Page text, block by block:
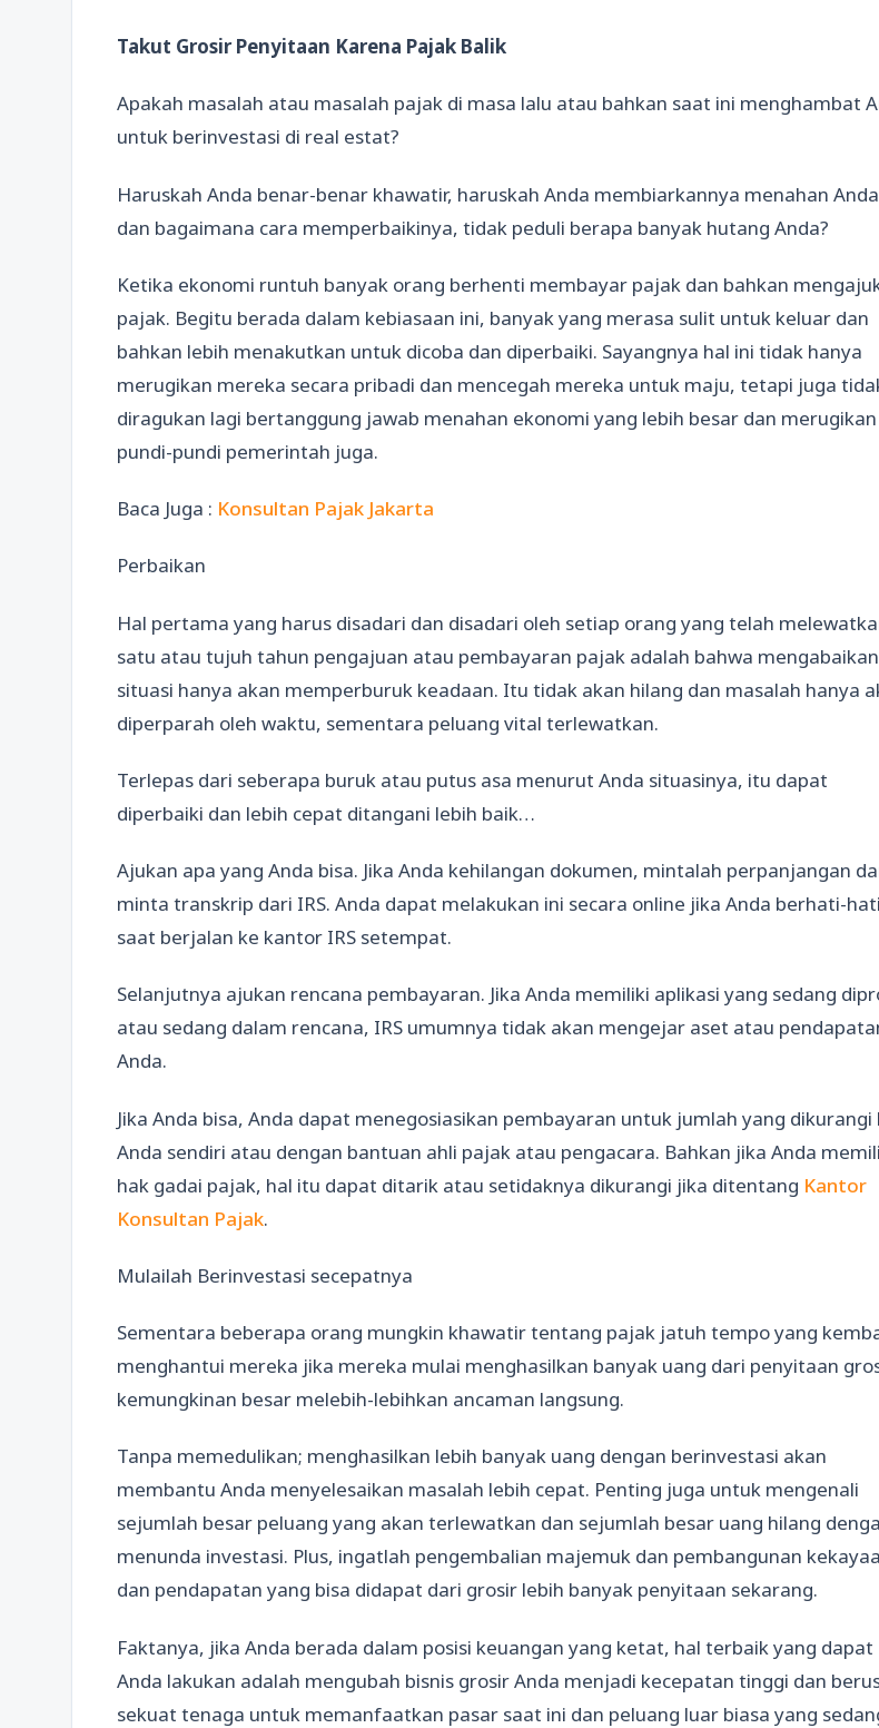
Takut Grosir Penyitaan Karena Pajak Balik
Apakah masalah atau masalah pajak di masa lalu atau bahkan saat ini menghambat
untuk berinvestasi di real estat?
Haruskah Anda benar-benar khawatir, haruskah Anda membiarkannya menahan Anda
dan bagaimana cara memperbaikinya, tidak peduli berapa banyak hutang Anda?
Ketika ekonomi runtuh banyak orang berhenti membayar pajak dan bahkan
pajak. Begitu berada dalam kebiasaan ini, banyak yang merasa sulit untuk keluar dan
bahkan lebih menakutkan untuk dicoba dan diperbaiki. Sayangnya hal ini tidak hanya
merugikan mereka secara pribadi dan mencegah mereka untuk maju, tetapi juga
diragukan lagi bertanggung jawab menahan ekonomi yang lebih besar dan merugikan
pundi-pundi pemerintah juga.
Baca Juga : Konsultan Pajak Jakarta
Perbaikan
Hal pertama yang harus disadari dan disadari oleh setiap orang yang telah
satu atau tujuh tahun pengajuan atau pembayaran pajak adalah bahwa mengabaikan
situasi hanya akan memperburuk keadaan. Itu tidak akan hilang dan masalah hanya
diperparah oleh waktu, sementara peluang vital terlewatkan.
Terlepas dari seberapa buruk atau putus asa menurut Anda situasinya, itu dapat
diperbaiki dan lebih cepat ditangani lebih baik…
Ajukan apa yang Anda bisa. Jika Anda kehilangan dokumen, mintalah perpanjangan
minta transkrip dari IRS. Anda dapat melakukan ini secara online jika Anda berhati-hati
saat berjalan ke kantor IRS setempat.
Selanjutnya ajukan rencana pembayaran. Jika Anda memiliki aplikasi yang sedang
atau sedang dalam rencana, IRS umumnya tidak akan mengejar aset atau
Anda.
Jika Anda bisa, Anda dapat menegosiasikan pembayaran untuk jumlah yang dikurangi
Anda sendiri atau dengan bantuan ahli pajak atau pengacara. Bahkan jika Anda
hak gadai pajak, hal itu dapat ditarik atau setidaknya dikurangi jika ditentang Kantor
Konsultan Pajak.
Mulailah Berinvestasi secepatnya
Sementara beberapa orang mungkin khawatir tentang pajak jatuh tempo yang
menghantui mereka jika mereka mulai menghasilkan banyak uang dari penyitaan
kemungkinan besar melebih-lebihkan ancaman langsung.
Tanpa memedulikan; menghasilkan lebih banyak uang dengan berinvestasi akan
membantu Anda menyelesaikan masalah lebih cepat. Penting juga untuk mengenali
sejumlah besar peluang yang akan terlewatkan dan sejumlah besar uang hilang
menunda investasi. Plus, ingatlah pengembalian majemuk dan pembangunan
dan pendapatan yang bisa didapat dari grosir lebih banyak penyitaan sekarang.
Faktanya, jika Anda berada dalam posisi keuangan yang ketat, hal terbaik yang dapat
Anda lakukan adalah mengubah bisnis grosir Anda menjadi kecepatan tinggi dan
sekuat tenaga untuk memanfaatkan pasar saat ini dan peluang luar biasa yang